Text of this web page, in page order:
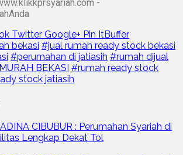
-
Twitter Google+ Pin ItBuffer
bekasi #jual rumah ready stock bekasi
#perumahan di jatiasih #rumah dijual
BEKASI #rumah ready stock
stock jatiasih